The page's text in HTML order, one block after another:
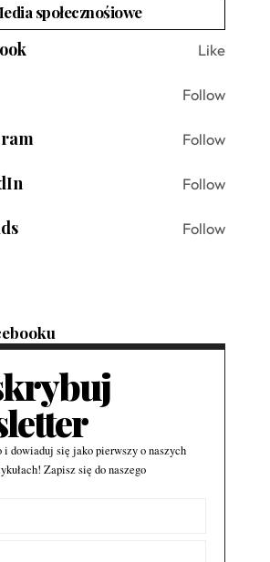
społecznośiowe
Like
Follow
Follow
Follow
Follow
i dowiaduj się jako pierwszy o naszych
Zapisz się do naszego